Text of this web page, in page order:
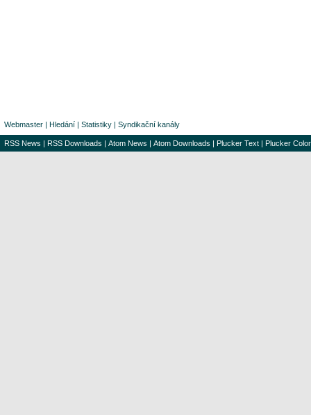
Webmaster | Hledání | Statistiky | Syndikační kanály
RSS News | RSS Downloads | Atom News | Atom Downloads | Plucker Text | Plucker Color